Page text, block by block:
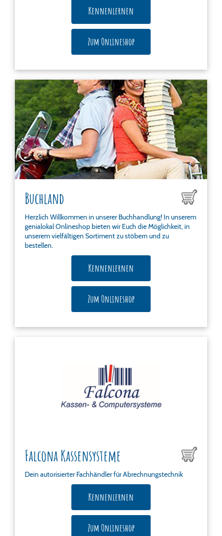
Kennenlernen
Zum Onlineshop
Buchland
Herzlich Willkommen in unserer Buchhandlung! In unserem
genialokal Onlineshop bieten wir Euch die Möglichkeit, in
unserem vielfältigen Sortiment zu stöbern und zu
bestellen.
Kennenlernen
Zum Onlineshop
Falcona Kassensysteme
Dein autorisierter Fachhändler für Abrechnungstechnik
Kennenlernen
Zum Onlineshop